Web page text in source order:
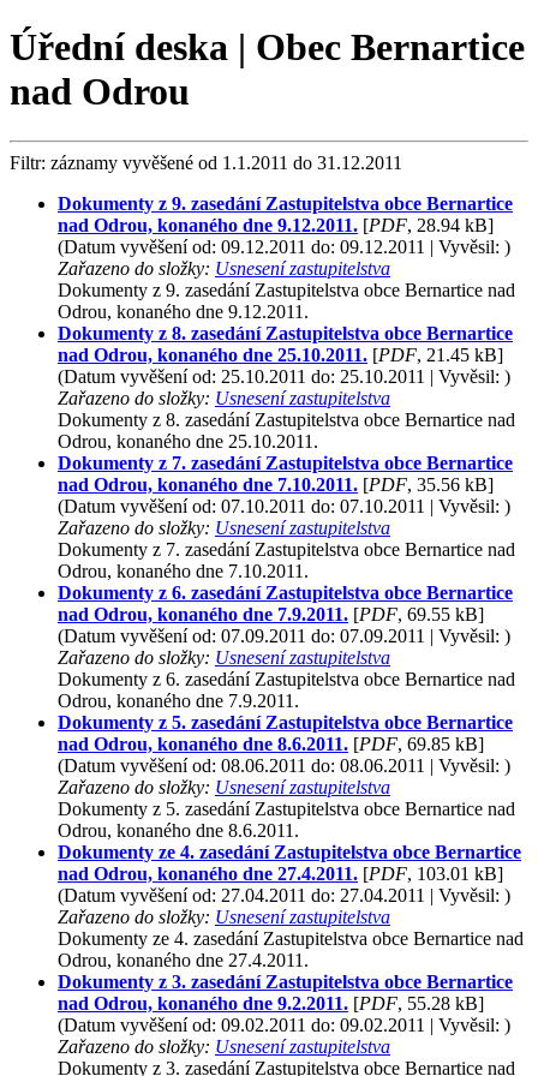
Úřední deska | Obec Bernartice
nad Odrou
Filtr: záznamy vyvěšené od 1.1.2011 do 31.12.2011
Dokumenty z 9. zasedání Zastupitelstva obce Bernartice
nad Odrou, konaného dne 9.12.2011. [PDF, 28.94 kB]
(Datum vyvěšení od: 09.12.2011 do: 09.12.2011 | Vyvěsil: )
Zařazeno do složky: Usnesení zastupitelstva
Dokumenty z 9. zasedání Zastupitelstva obce Bernartice nad
Odrou, konaného dne 9.12.2011.
Dokumenty z 8. zasedání Zastupitelstva obce Bernartice
nad Odrou, konaného dne 25.10.2011. [PDF, 21.45 kB]
(Datum vyvěšení od: 25.10.2011 do: 25.10.2011 | Vyvěsil: )
Zařazeno do složky: Usnesení zastupitelstva
Dokumenty z 8. zasedání Zastupitelstva obce Bernartice nad
Odrou, konaného dne 25.10.2011.
Dokumenty z 7. zasedání Zastupitelstva obce Bernartice
nad Odrou, konaného dne 7.10.2011. [PDF, 35.56 kB]
(Datum vyvěšení od: 07.10.2011 do: 07.10.2011 | Vyvěsil: )
Zařazeno do složky: Usnesení zastupitelstva
Dokumenty z 7. zasedání Zastupitelstva obce Bernartice nad
Odrou, konaného dne 7.10.2011.
Dokumenty z 6. zasedání Zastupitelstva obce Bernartice
nad Odrou, konaného dne 7.9.2011. [PDF, 69.55 kB]
(Datum vyvěšení od: 07.09.2011 do: 07.09.2011 | Vyvěsil: )
Zařazeno do složky: Usnesení zastupitelstva
Dokumenty z 6. zasedání Zastupitelstva obce Bernartice nad
Odrou, konaného dne 7.9.2011.
Dokumenty z 5. zasedání Zastupitelstva obce Bernartice
nad Odrou, konaného dne 8.6.2011. [PDF, 69.85 kB]
(Datum vyvěšení od: 08.06.2011 do: 08.06.2011 | Vyvěsil: )
Zařazeno do složky: Usnesení zastupitelstva
Dokumenty z 5. zasedání Zastupitelstva obce Bernartice nad
Odrou, konaného dne 8.6.2011.
Dokumenty ze 4. zasedání Zastupitelstva obce Bernartice
nad Odrou, konaného dne 27.4.2011. [PDF, 103.01 kB]
(Datum vyvěšení od: 27.04.2011 do: 27.04.2011 | Vyvěsil: )
Zařazeno do složky: Usnesení zastupitelstva
Dokumenty ze 4. zasedání Zastupitelstva obce Bernartice nad
Odrou, konaného dne 27.4.2011.
Dokumenty z 3. zasedání Zastupitelstva obce Bernartice
nad Odrou, konaného dne 9.2.2011. [PDF, 55.28 kB]
(Datum vyvěšení od: 09.02.2011 do: 09.02.2011 | Vyvěsil: )
Zařazeno do složky: Usnesení zastupitelstva
Dokumenty z 3. zasedání Zastupitelstva obce Bernartice nad